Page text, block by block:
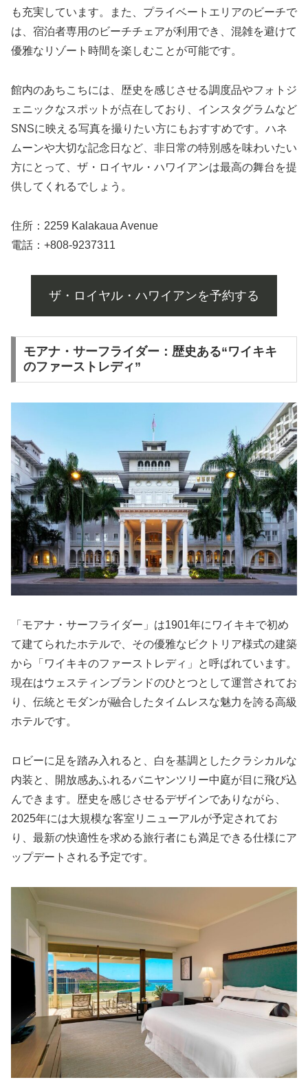
も充実しています。また、プライベートエリアのビーチで
は、宿泊者専用のビーチチェアが利用でき、混雑を避けて
優雅なリゾート時間を楽しむことが可能です。
館内のあちこちには、歴史を感じさせる調度品やフォトジ
ェニックなスポットが点在しており、インスタグラムなど
SNSに映える写真を撮りたい方にもおすすめです。ハネ
ムーンや大切な記念日など、非日常の特別感を味わいたい
方にとって、ザ・ロイヤル・ハワイアンは最高の舞台を提
供してくれるでしょう。
住所：2259 Kalakaua Avenue
電話：+808-9237311
ザ・ロイヤル・ハワイアンを予約する
モアナ・サーフライダー：歴史ある“ワイキキ
のファーストレディ”
「モアナ・サーフライダー」は1901年にワイキキで初め
て建てられたホテルで、その優雅なビクトリア様式の建築
から「ワイキキのファーストレディ」と呼ばれています。
現在はウェスティンブランドのひとつとして運営されてお
り、伝統とモダンが融合したタイムレスな魅力を誇る高級
ホテルです。
ロビーに足を踏み入れると、白を基調としたクラシカルな
内装と、開放感あふれるバニヤンツリー中庭が目に飛び込
んできます。歴史を感じさせるデザインでありながら、
2025年には大規模な客室リニューアルが予定されてお
り、最新の快適性を求める旅行者にも満足できる仕様にア
ップデートされる予定です。